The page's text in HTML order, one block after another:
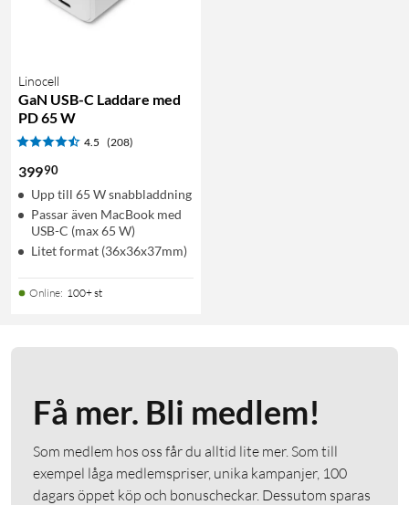
Linocell
GaN USB-C Laddare med
PD 65 W
4.5 (208)
39990
Upp till 65 W snabbladdning
Passar även MacBook med
USB-C (max 65 W)
Litet format (36x36x37mm)
Online: 100+ st
Få mer. Bli medlem!
Som medlem hos oss får du alltid lite mer. Som till
exempel låga medlemspriser, unika kampanjer, 100
dagars öppet köp och bonuscheckar. Dessutom sparas